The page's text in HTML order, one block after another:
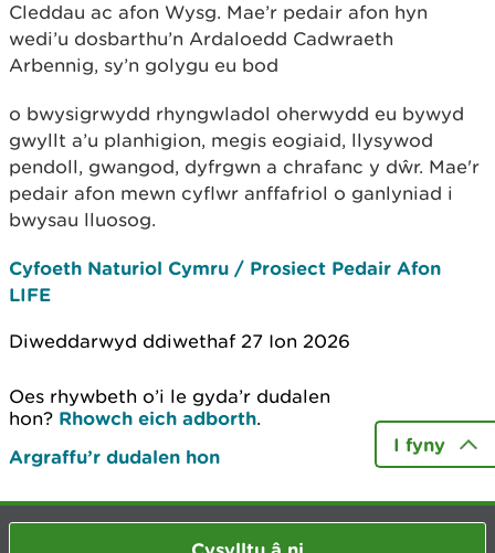
Cleddau ac afon Wysg. Mae’r pedair afon hyn
wedi’u dosbarthu’n Ardaloedd Cadwraeth
Arbennig, sy’n golygu eu bod
o bwysigrwydd rhyngwladol oherwydd eu bywyd
gwyllt a’u planhigion, megis eogiaid, llysywod
pendoll, gwangod, dyfrgwn a chrafanc y dŵr. Mae'r
pedair afon mewn cyflwr anffafriol o ganlyniad i
bwysau lluosog.
Cyfoeth Naturiol Cymru / Prosiect Pedair Afon
LIFE
Diweddarwyd ddiwethaf 27 Ion 2026
Oes rhywbeth o’i le gyda’r dudalen
hon? Rhowch eich adborth.
Argraffu’r dudalen hon
I fyny